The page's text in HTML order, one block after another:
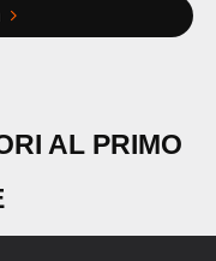
AL PRIMO